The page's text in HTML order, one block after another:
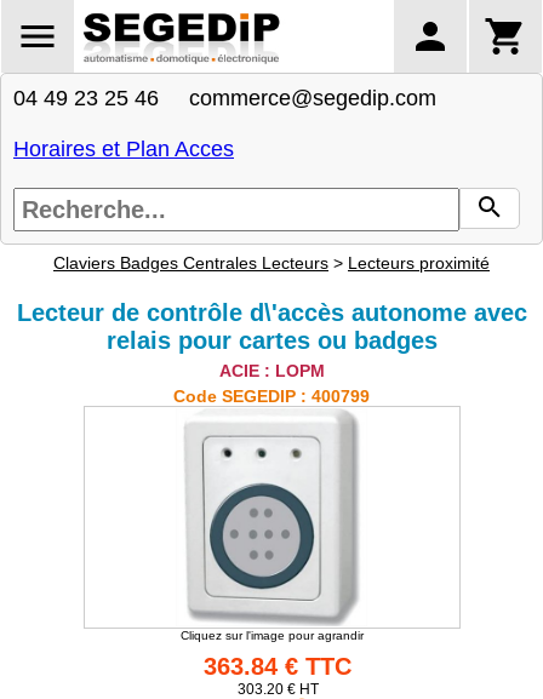
04 49 23 25 46 commerce@segedip.com
Horaires et Plan Acces
Claviers Badges Centrales Lecteurs > Lecteurs proximité
Lecteur de contrôle d\'accès autonome avec
relais pour cartes ou badges
ACIE : LOPM
Code SEGEDIP : 400799
Cliquez sur l'image pour agrandir
363.84 € TTC
303.20 € HT